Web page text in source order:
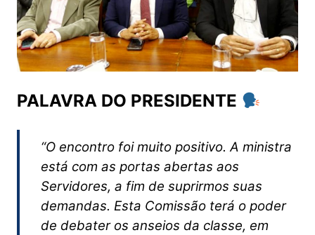
PALAVRA DO PRESIDENTE
“O encontro foi muito positivo. A ministra
está com as portas abertas aos
Servidores, a fim de suprirmos suas
demandas. Esta Comissão terá o poder
de debater os anseios da classe, em